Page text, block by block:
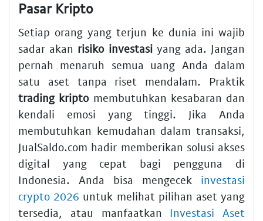
Pasar Kripto
Setiap orang yang terjun ke dunia ini wajib
sadar akan risiko investasiyang ada. Jangan
pernah menaruh semua uang Anda dalam
satu aset tanpa riset mendalam. Praktik
trading kriptomembutuhkan kesabaran dan
kendali emosi yang tinggi. Jika Anda
membutuhkan kemudahan dalam transaksi,
JualSaldo.com hadir memberikan solusi akses
digital yang cepat bagi pengguna di
Indonesia. Anda bisa mengecek investasi
crypto 2026 untuk melihat pilihan aset yang
tersedia, atau manfaatkan Investasi Aset